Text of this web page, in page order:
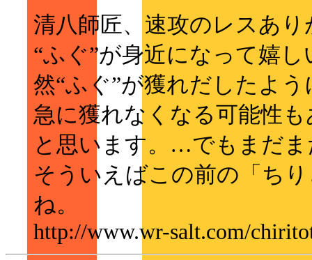
清八師匠、速攻のレスあ
“ふぐ”が身近になって嬉
然“ふぐ”が獲れだしたよう
急に獲れなくなる可能性
と思います。…でもまだ
そういえばこの前の「ち
ね。
http://www.wr-salt.com/